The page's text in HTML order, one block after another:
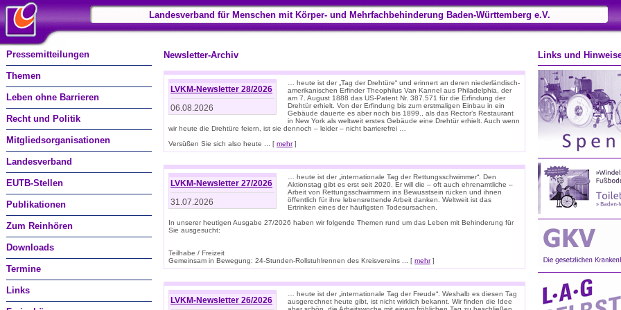
Landesverband für Menschen mit Körper- und Mehrfachbehinderung Baden-Württemberg e.V.
Pressemitteilungen
Themen
Leben ohne Barrieren
Recht und Politik
Mitgliedsorganisationen
Landesverband
EUTB-Stellen
Publikationen
Zum Reinhören
Downloads
Termine
Links
Newsletter-Archiv
LVKM-Newsletter 28/2026
06.08.2026
… heute ist der „Tag der Drehtüre“ und erinnert an deren niederländisch-
amerikanischen Erfinder Theophilus Van Kannel aus Philadelphia, der
am 7. August 1888 das US-Patent Nr. 387.571 für die Erfindung der
Drehtür erhielt. Von der Erfindung bis zum erstmaligen Einbau in ein
Gebäude dauerte es aber noch bis 1899., als das Rector’s Restaurant
in New York als weltweit erstes Gebäude eine Drehtür erhielt. Auch wenn
wir heute die Drehtüre feiern, ist sie dennoch – leider – nicht barrierefrei …
Versüßen Sie sich also heute ... [ mehr]
LVKM-Newsletter 27/2026
31.07.2026
… heute ist der „internationale Tag der Rettungsschwimmer“. Den
Aktionstag gibt es erst seit 2020. Er will die – oft auch ehrenamtliche –
Arbeit von Rettungsschwimmern ins Bewusstsein rücken und ihnen
öffentlich für ihre lebensrettende Arbeit danken. Weltweit ist das
Ertrinken eines der häufigsten Todesursachen.
In unserer heutigen Ausgabe 27/2026 haben wir folgende Themen rund um das Leben mit Behinderung für
Sie ausgesucht:
Teilhabe / Freizeit
Gemeinsam in Bewegung: 24-Stunden-Rollstuhlrennen des Kreisvereins ... [ mehr]
LVKM-Newsletter 26/2026
… heute ist der „internationale Tag der Freude“. Weshalb es diesen Tag
ausgerechnet heute gibt, ist nicht wirklich bekannt. Wir finden die Idee
Links und